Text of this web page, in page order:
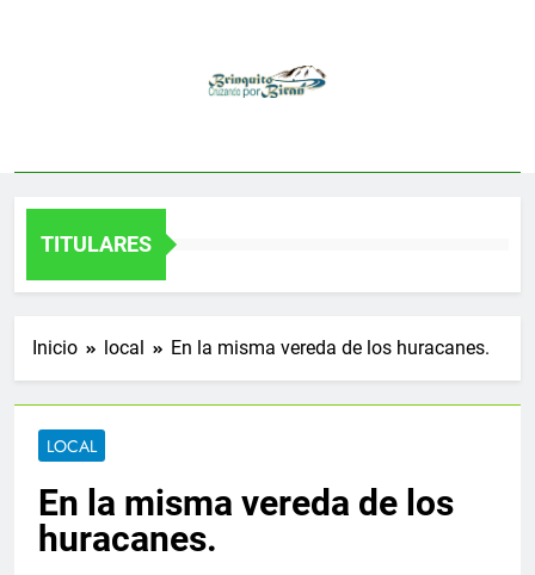
TITULARES
Inicio local En la misma vereda de los huracanes.
LOCAL
En la misma vereda de los
huracanes.